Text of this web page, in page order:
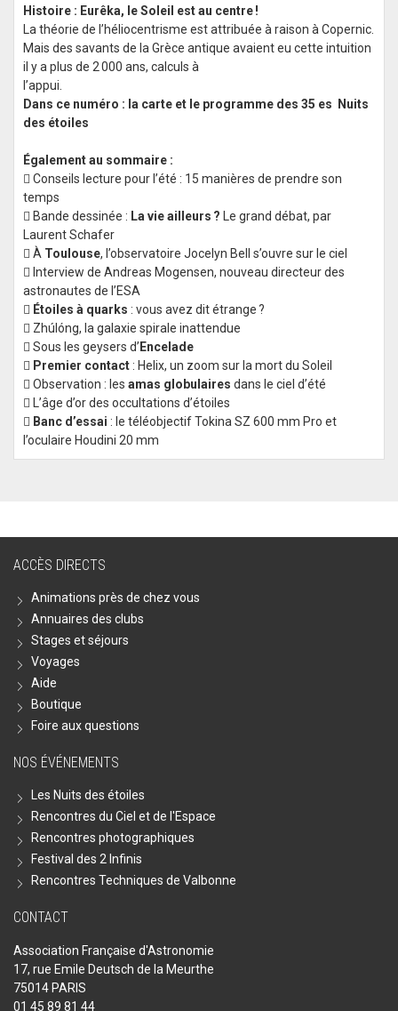
Histoire : Eurêka, le Soleil est au centre !
La théorie de l’héliocentrisme est attribuée à raison à Copernic.
Mais des savants de la Grèce antique avaient eu cette intuition
il y a plus de 2 000 ans, calculs à
l’appui.
Dans ce numéro : la carte et le programme des 35 es Nuits
des étoiles
Également au sommaire :
 Conseils lecture pour l’été : 15 manières de prendre son
temps
 Bande dessinée : La vie ailleurs ? Le grand débat, par
Laurent Schafer
 À Toulouse, l’observatoire Jocelyn Bell s’ouvre sur le ciel
 Interview de Andreas Mogensen, nouveau directeur des
astronautes de l’ESA
 Étoiles à quarks : vous avez dit étrange ?
 Zhúlóng, la galaxie spirale inattendue
 Sous les geysers d’ Encelade
 Premier contact : Helix, un zoom sur la mort du Soleil
 Observation : les amas globulaires dans le ciel d’été
 L’âge d’or des occultations d’étoiles
 Banc d’essai : le téléobjectif Tokina SZ 600 mm Pro et
l’oculaire Houdini 20 mm
ACCÈS DIRECTS
Animations près de chez vous
Annuaires des clubs
Stages et séjours
Voyages
Aide
Boutique
Foire aux questions
NOS ÉVÉNEMENTS
Les Nuits des étoiles
Rencontres du Ciel et de l'Espace
Rencontres photographiques
Festival des 2 Infinis
Rencontres Techniques de Valbonne
CONTACT
Association Française d'Astronomie
17, rue Emile Deutsch de la Meurthe
75014 PARIS
01 45 89 81 44